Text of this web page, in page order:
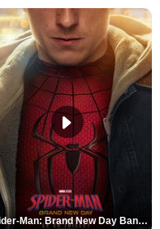
Spider-Man: Brand New Day Bande-annonce VO STFR